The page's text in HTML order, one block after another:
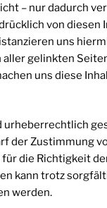
– nur dadurch
von diesen
uns
aller gelinkten
uns diese
urheberrechtlich
der Zustimmung
für die Richtigkeit
kann trotz
werden.